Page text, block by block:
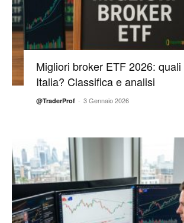
Migliori broker ETF 2026:
Italia? Classifica e analisi
@TraderProf - 3 Gennaio 2026